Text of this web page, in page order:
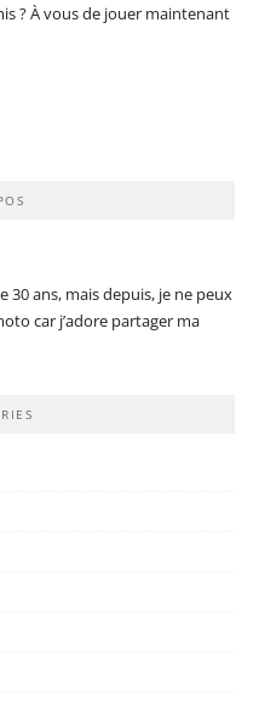
? À vous de jouer maintenant
30 ans, mais depuis, je ne peux
car j’adore partager ma